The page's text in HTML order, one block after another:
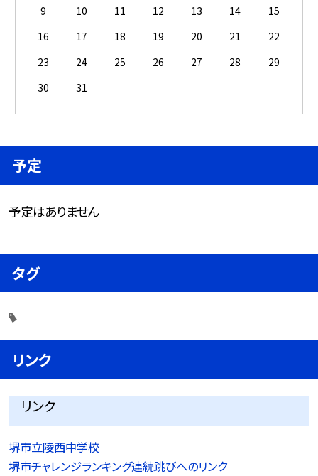
9
10 11 12 13 14
15
16
17 18 19 20 21
22
23
24 25 26 27 28
29
30
31
予定
予定はありません
タグ
リンク
リンク
堺市立陵西中学校
堺市チャレンジランキング連続跳びへのリンク